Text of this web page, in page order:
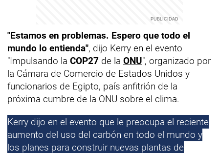
"Estamos en problemas. Espero que todo el
mundo lo entienda", dijo Kerry en el evento
"Impulsando la COP27 de la ONU", organizado por
la Cámara de Comercio de Estados Unidos y
funcionarios de Egipto, país anfitrión de la
próxima cumbre de la ONU sobre el clima.
Kerry dijo en el evento que le preocupa el reciente
aumento del uso del carbón en todo el mundo y
los planes para construir nuevas plantas de